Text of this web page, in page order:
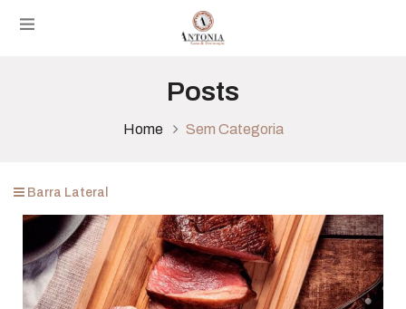
Posts
Home Sem Categoria
Barra Lateral